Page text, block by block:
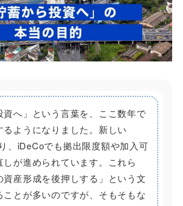
資へ」という言葉を、ここ数年で
るようになりました。新しい
、iDeCoでも拠出限度額や加入可
しが進められています。これら
資産形成を後押しする」という文
ことが多いのですが、そもそもな